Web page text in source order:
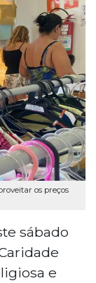
os preços
sábado
e